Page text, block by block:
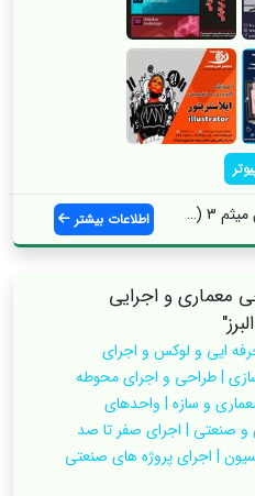
(شه... اطلاعات بیشتر
معماری و اجرایی
ایی و لوکس و اجرای
| طراحی و اجرای محوطه
و سازه | واحدهای
و صنعتی | اجرای صفر تا صد
| اجرای پروژه های صنعتی